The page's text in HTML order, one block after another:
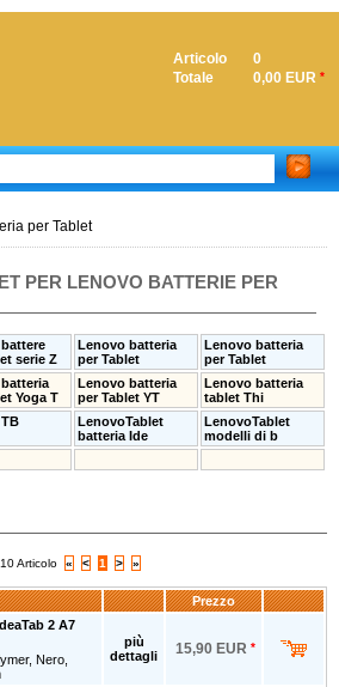
per Tablet
PER LENOVO BATTERIE PER
serie Z
Lenovo batteria
per Tablet
Lenovo batteria
per Tablet
Yoga T
Lenovo batteria
per Tablet YT
Lenovo batteria
tablet Thi
LenovoTablet
batteria Ide
LenovoTablet
modelli di b
10 Articolo « < 1 > »
Prezzo
2 A7
Nero,
più
dettagli
15,90 EUR *
Articolo
0
Totale
0,00 EUR *